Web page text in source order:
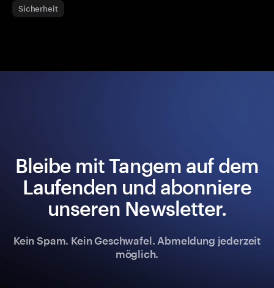
Sicherheit
Bleibe mit Tangem auf dem
Laufenden und abonniere
unseren Newsletter.
Kein Spam. Kein Geschwafel. Abmeldung jederzeit
möglich.